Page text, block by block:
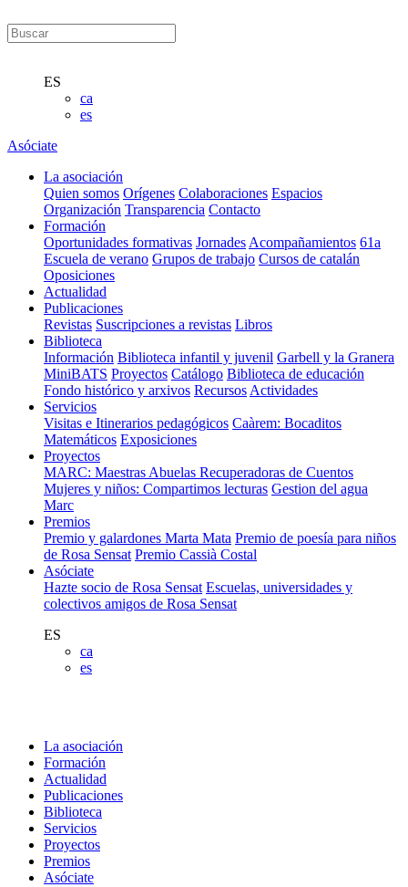
ES
ca
es
Asóciate
La asociación
Quien somos Orígenes Colaboraciones Espacios
Organización Transparencia Contacto
Formación
Oportunidades formativas Jornades Acompañamientos 61a
Escuela de verano Grupos de trabajo Cursos de catalán
Oposiciones
Actualidad
Publicaciones
Revistas Suscripciones a revistas Libros
Biblioteca
Información Biblioteca infantil y juvenil Garbell y la Granera
MiniBATS Proyectos Catálogo Biblioteca de educación
Fondo histórico y arxivos Recursos Actividades
Servicios
Visitas e Itinerarios pedagógicos Caàrem: Bocaditos
Matemáticos Exposiciones
Proyectos
MARC: Maestras Abuelas Recuperadoras de Cuentos
Mujeres y niños: Compartimos lecturas Gestion del agua
Marc
Premios
Premio y galardones Marta Mata Premio de poesía para niños
de Rosa Sensat Premio Cassià Costal
Asóciate
Hazte socio de Rosa Sensat Escuelas, universidades y
colectivos amigos de Rosa Sensat
ES
ca
es
La asociación
Formación
Actualidad
Publicaciones
Biblioteca
Servicios
Proyectos
Premios
Asóciate